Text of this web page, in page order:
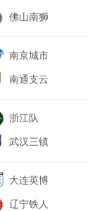
佛山南狮
南京城市
南通支云
浙江队
武汉三镇
大连英博
辽宁铁人